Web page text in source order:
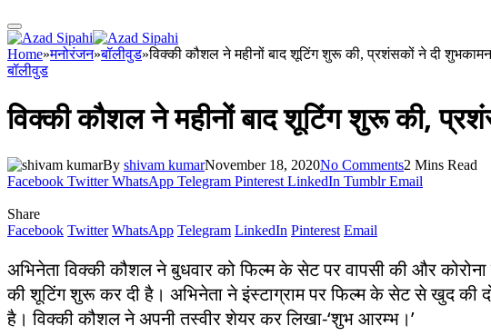
Home»मनोरंजन»बॉलीवुड»विक्की कौशल ने महीनों बाद शूटिंग शुरू की, प्रशंसकों ने दी
बॉलीवुड
विक्की कौशल ने महीनों बाद शूटिंग शुरू की,
By shivam kumarNovember 18, 2020No Comments2 Mins Read
Facebook Twitter WhatsApp Telegram Pinterest LinkedIn Tumblr Email
Share
Facebook Twitter WhatsApp Telegram LinkedIn Pinterest Email
अभिनेता विक्की कौशल ने बुधवार को फिल्म के सेट पर वापसी की और
की शूटिंग शुरू कर दी है। अभिनेता ने इंस्टाग्राम पर फिल्म के सेट से खुद
है। विक्की कौशल ने अपनी तस्वीर शेयर कर लिखा-‘शुभ आरम्भ।’